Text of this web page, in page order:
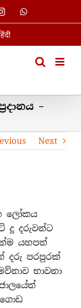
InstagramWhatsApp
–
Next
ලෝකය
දූ දරුවන්ට
යහපත්
දරු පරපුරක්
භාවනා